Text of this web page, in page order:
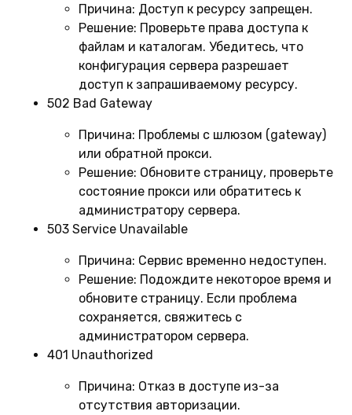
Причина: Доступ к ресурсу запрещен.
Решение: Проверьте права доступа к
файлам и каталогам. Убедитесь, что
конфигурация сервера разрешает
доступ к запрашиваемому ресурсу.
502 Bad Gateway
Причина: Проблемы с шлюзом (gateway)
или обратной прокси.
Решение: Обновите страницу, проверьте
состояние прокси или обратитесь к
администратору сервера.
503 Service Unavailable
Причина: Сервис временно недоступен.
Решение: Подождите некоторое время и
обновите страницу. Если проблема
сохраняется, свяжитесь с
администратором сервера.
401 Unauthorized
Причина: Отказ в доступе из-за
отсутствия авторизации.